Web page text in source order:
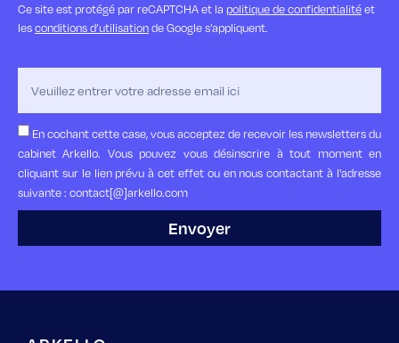
Ce site est protégé par reCAPTCHA et la politique de confidentialitéet
lesconditions d’utilisationde Google s’appliquent.
En cochant cette case, vous acceptez de recevoir les newsletters du
cabinet Arkello. Vous pouvez vous désinscrire à tout moment en
cliquant sur le lien prévu à cet effet ou en nous contactant à l'adresse
suivante : contact[@]arkello.com
Envoyer